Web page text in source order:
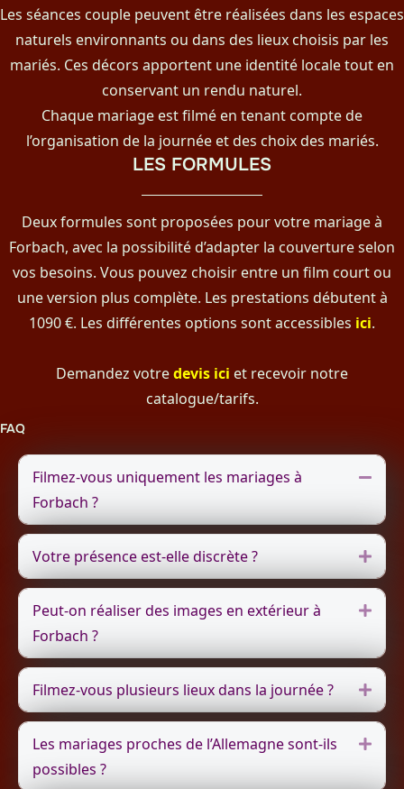
Les séances couple peuvent être réalisées dans les espaces
naturels environnants ou dans des lieux choisis par les
mariés. Ces décors apportent une identité locale tout en
conservant un rendu naturel.
Chaque mariage est filmé en tenant compte de
l’organisation de la journée et des choix des mariés.
LES FORMULES
Deux formules sont proposées pour votre mariage à
Forbach, avec la possibilité d’adapter la couverture selon
vos besoins. Vous pouvez choisir entre un film court ou
une version plus complète. Les prestations débutent à
1090 €. Les différentes options sont accessibles ici.
Demandez votredevis ici et recevoir notre
catalogue/tarifs.
FAQ
Filmez-vous uniquement les mariages à
Forbach ?
Votre présence est-elle discrète ?
Peut-on réaliser des images en extérieur à
Forbach ?
Filmez-vous plusieurs lieux dans la journée ?
Les mariages proches de l’Allemagne sont-ils
possibles ?